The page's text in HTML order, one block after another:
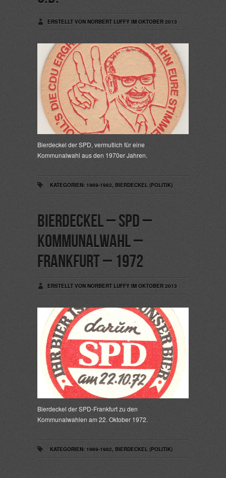
ERSTELLT VON NORBERT LUFFY IM OKTOBER 2013
Bierdeckel der SPD, vermutlich für eine
Kommunalwahl aus den 1970er Jahren.
KATEGORIEN: 1969-1982, BIERDECKEL (POLITIK)
Bierdeckel – SPD –
Kommunalwahl –
Frankfurt – 1972
ERSTELLT VON NORBERT LUFFY IM OKTOBER 2013
Bierdeckel der SPD-Frankfurt zu den
Kommunalwahlen am 22. Oktober 1972.
KATEGORIEN: 1969-1982, BIERDECKEL (POLITIK)